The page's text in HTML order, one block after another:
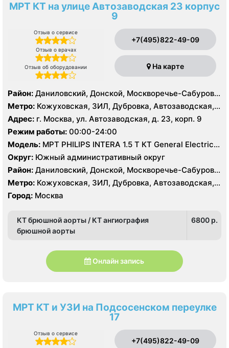
МРТ КТ на улице Автозаводская 23 корпус
9
Отзыв о сервисе
Отзыв о врачах
Отзыв об оборудовании
+7(495)822-49-09
На карте
Район: Даниловский, Донской, Москворечье-Сабурово,
Нагатино-Садовники, Нагатинский Затон, Нагорный
Метро: Кожуховская, ЗИЛ, Дубровка, Автозаводская,
Нагатинская, Технопарк, Тульская, Угрешская
Адрес: г. Москва, ул. Автозаводская, д. 23, корп. 9
Режим работы: 00:00-24:00
Модель: МРТ PHILIPS INTERA 1.5 T КТ General Electric
LIGHT SPEED 64 среза
Округ: Южный административный округ
Район: Даниловский, Донской, Москворечье-Сабурово,
Нагатино-Садовники, Нагатинский Затон, Нагорный
Метро: Кожуховская, ЗИЛ, Дубровка, Автозаводская,
Нагатинская, Технопарк, Тульская, Угрешская
Город: Москва
КТ брюшной аорты / КТ ангиография
брюшной аорты
6800 p.
Онлайн запись
МРТ КТ и УЗИ на Подсосенском переулке
17
Отзыв о сервисе
+7(495)822-49-09